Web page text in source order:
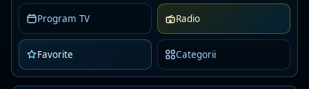
Program TV Radio
Favorite Categorii
AAC+ · 96 kbps
Live
music news
romanian pop
Asculta